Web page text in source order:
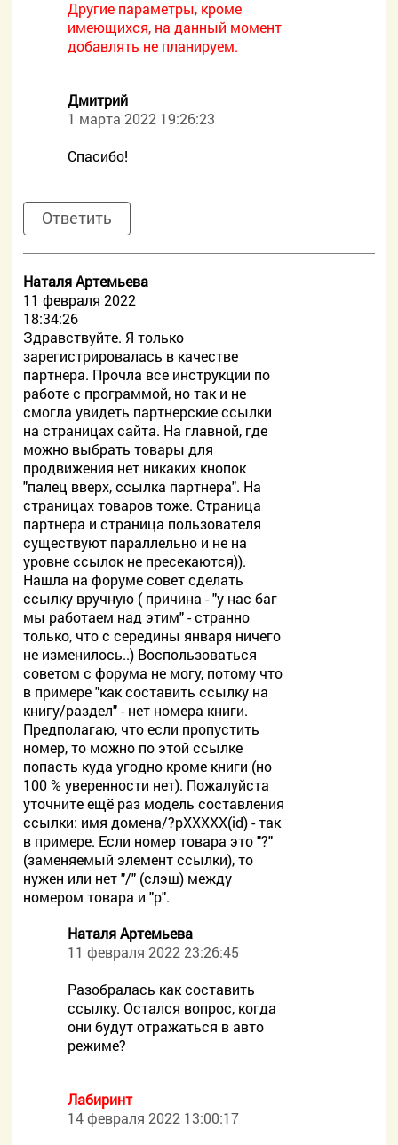
Другие параметры, кроме
имеющихся, на данный момент
добавлять не планируем.
Дмитрий
1 марта 2022 19:26:23
Спасибо!
Ответить
Наталя Артемьева
11 февраля 2022
18:34:26
Здравствуйте. Я только
зарегистрировалась в качестве
партнера. Прочла все инструкции по
работе с программой, но так и не
смогла увидеть партнерские ссылки
на страницах сайта. На главной, где
можно выбрать товары для
продвижения нет никаких кнопок
"палец вверх, ссылка партнера". На
страницах товаров тоже. Страница
партнера и страница пользователя
существуют параллельно и не на
уровне ссылок не пресекаются)).
Нашла на форуме совет сделать
ссылку вручную ( причина - "у нас баг
мы работаем над этим" - странно
только, что с середины января ничего
не изменилось..) Воспользоваться
советом с форума не могу, потому что
в примере "как составить ссылку на
книгу/раздел" - нет номера книги.
Предполагаю, что если пропустить
номер, то можно по этой ссылке
попасть куда угодно кроме книги (но
100 % уверенности нет). Пожалуйста
уточните ещё раз модель составления
ссылки: имя домена/?pXXXXX(id) - так
в примере. Если номер товара это "?"
(заменяемый элемент ссылки), то
нужен или нет "/" (слэш) между
номером товара и "p".
Наталя Артемьева
11 февраля 2022 23:26:45
Разобралась как составить
ссылку. Остался вопрос, когда
они будут отражаться в авто
режиме?
Лабиринт
14 февраля 2022 13:00:17